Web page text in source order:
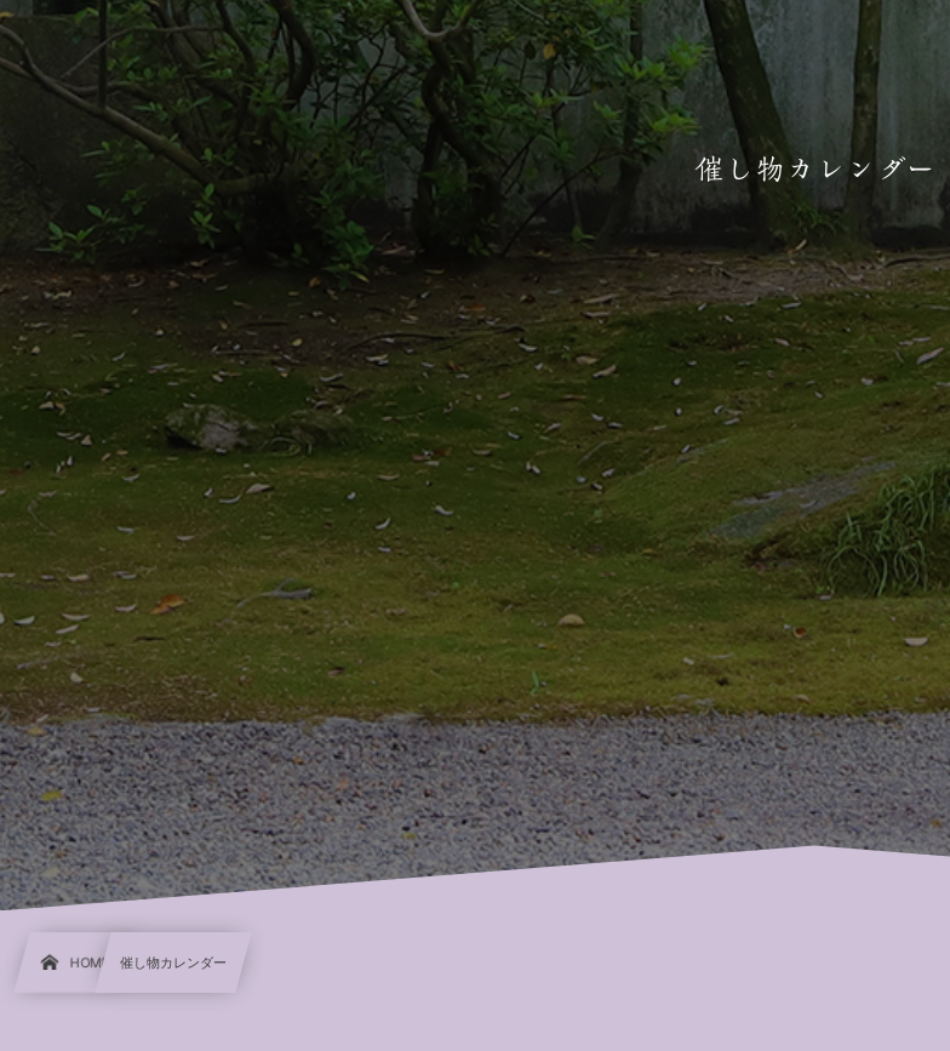
催し物カレンダー
HOME 催し物カレンダー